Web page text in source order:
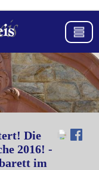
Die
2016! -
im